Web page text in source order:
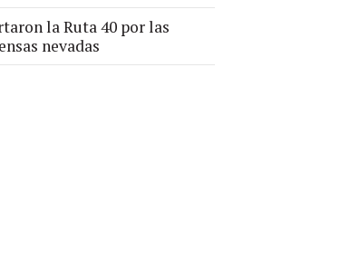
la Ruta 40 por las
nevadas